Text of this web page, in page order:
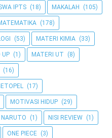
IPTS (18) MAKALAH (105)
(178)
(53) MATERI KIMIA (33)
UP (1) MATERI UT (8)
(16)
(17)
MOTIVASI HIDUP (29)
NARUTO (1) NISI REVIEW (1)
ONE PIECE (3)